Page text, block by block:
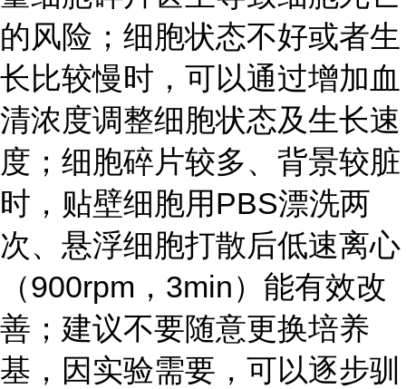
的风险；细胞状态不好或者生
长比较慢时，可以通过增加血
清浓度调整细胞状态及生长速
度；细胞碎片较多、背景较脏
时，贴壁细胞用PBS漂洗两
次、悬浮细胞打散后低速离心
（900rpm，3min）能有效改
善；建议不要随意更换培养
基，因实验需要，可以逐步驯